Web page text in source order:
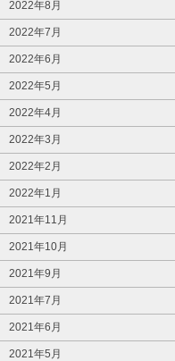
2022年8月
2022年7月
2022年6月
2022年5月
2022年4月
2022年3月
2022年2月
2022年1月
2021年11月
2021年10月
2021年9月
2021年7月
2021年6月
2021年5月